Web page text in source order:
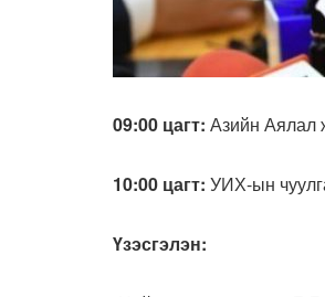
09:00 цагт: Азийн Аялал
10:00 цагт: УИХ-ын
Үзэсгэлэн: